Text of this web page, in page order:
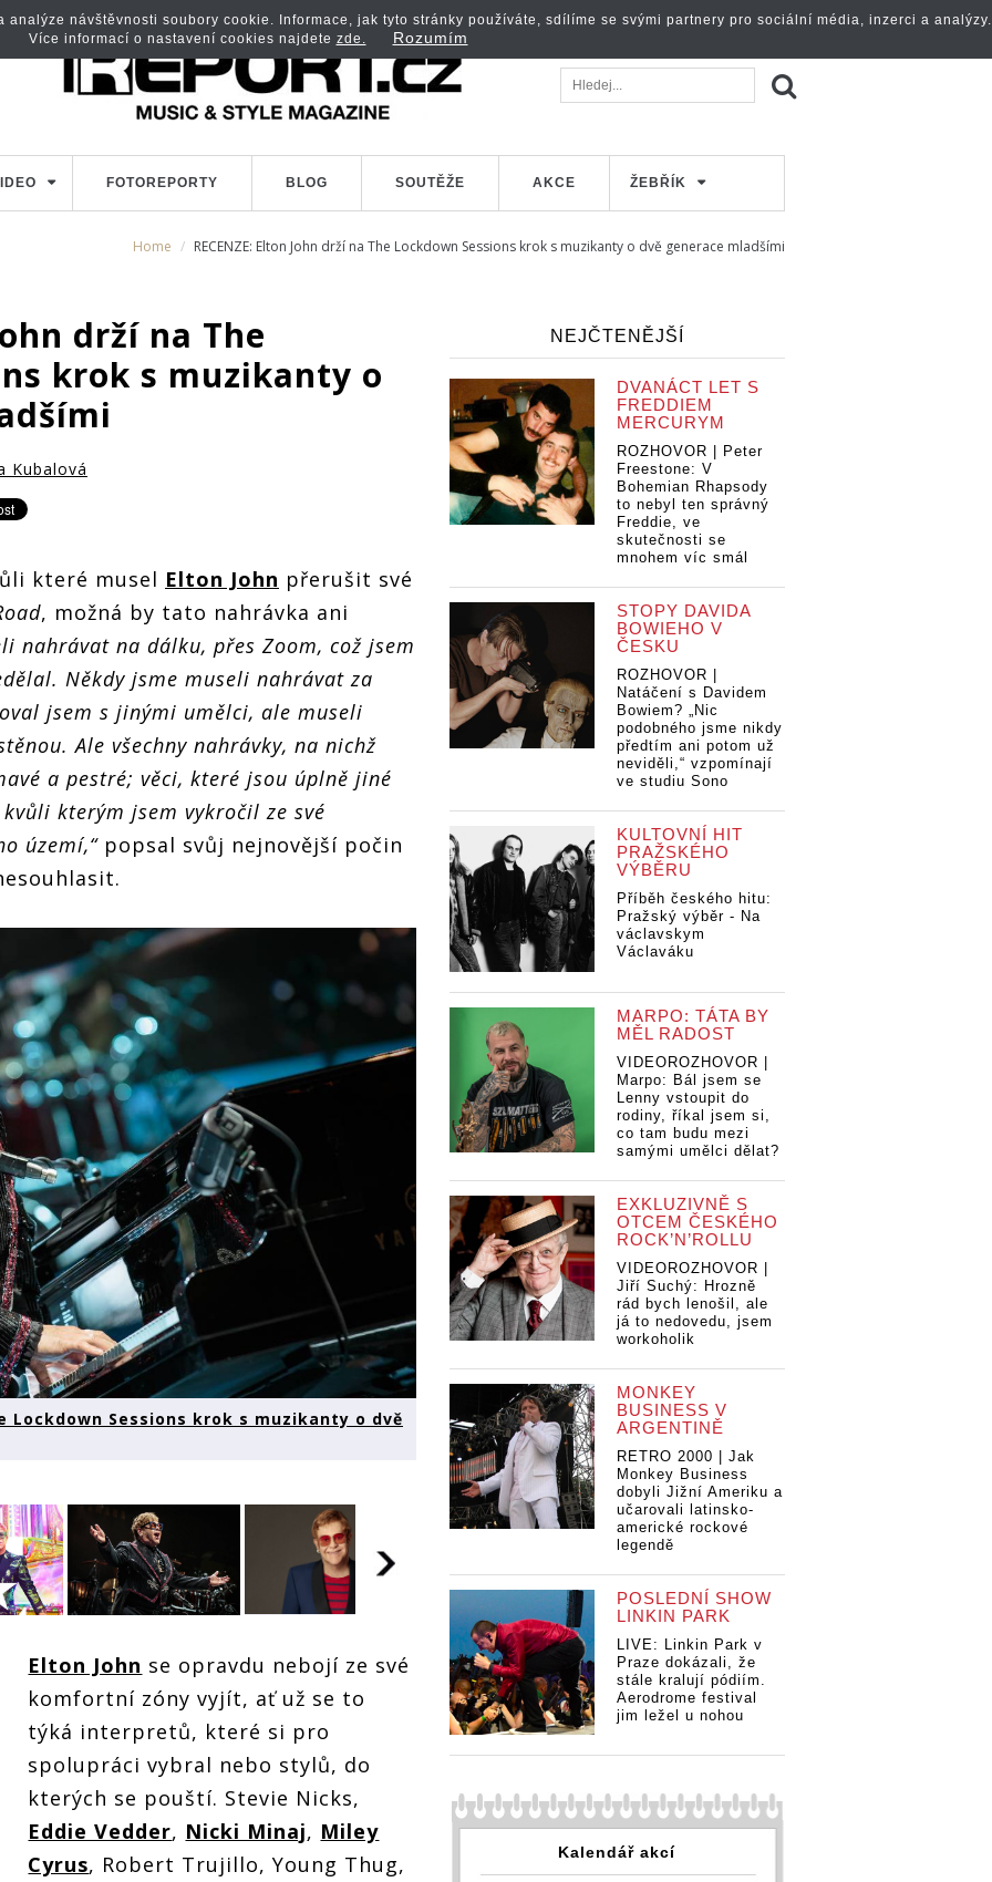
FOTOREPORTY BLOG SOUTĚŽE AKCE ŽEBŘÍK
Home RECENZE: Elton John drží na The Lockdown Sessions krok s muzikanty o dvě generace mladšími
drží na The
krok s muzikanty o
Kubalová
které musel Elton John přerušit své
, možná by tato nahrávka ani
nahrávat na dálku, přes Zoom, což jsem
Někdy jsme museli nahrávat za
jsem s jinými umělci, ale museli
Ale všechny nahrávky, na nichž
a pestré; věci, které jsou úplně jiné
kterým jsem vykročil ze své
území,“popsal svůj nejnovější počin
Lockdown Sessions krok s muzikanty o dvě
The
s
dvě
John drží na The
Lockdown
Sessions krok s
muzikanty o dvě
generace
mladšími
John drží na The
Lockdown
Sessions krok s
generace
mladšími
RECENZE: Elton
John drží na The
Lockdown
Sessions krok s
muzikanty o dvě
generace
RECENZE: Elton
John drží na The
Sessions krok s
generace
mladšími
Elton John se opravdu nebojí ze své
komfortní zóny vyjít, ať už se to
týká interpretů, které si pro
spolupráci vybral nebo stylů, do
kterých se pouští. Stevie Nicks,
Eddie Vedder, Nicki Minaj, Miley
Cyrus, Robert Trujillo, Young Thug,
NEJČTENĚJŠÍ
DVANÁCT LET S
FREDDIEM
MERCURYM
ROZHOVOR | Peter
Freestone: V
Bohemian Rhapsody
to nebyl ten správný
Freddie, ve
skutečnosti se
mnohem víc smál
STOPY DAVIDA
BOWIEHO V
ČESKU
ROZHOVOR |
Natáčení s Davidem
Bowiem? „Nic
podobného jsme nikdy
předtím ani potom už
neviděli,“ vzpomínají
ve studiu Sono
KULTOVNÍ HIT
PRAŽSKÉHO
VÝBĚRU
Příběh českého hitu:
Pražský výběr - Na
václavskym
Václaváku
MARPO: TÁTA BY
MĚL RADOST
VIDEOROZHOVOR |
Marpo: Bál jsem se
Lenny vstoupit do
rodiny, říkal jsem si,
co tam budu mezi
samými umělci dělat?
EXKLUZIVNĚ S
OTCEM ČESKÉHO
ROCK’N’ROLLU
VIDEOROZHOVOR |
Jiří Suchý: Hrozně
rád bych lenošil, ale
já to nedovedu, jsem
workoholik
MONKEY
BUSINESS V
ARGENTINĚ
RETRO 2000 | Jak
Monkey Business
dobyli Jižní Ameriku a
učarovali latinsko-
americké rockové
legendě
POSLEDNÍ SHOW
LINKIN PARK
LIVE: Linkin Park v
Praze dokázali, že
stále kralují pódiím.
Aerodrome festival
jim ležel u nohou
Kalendář akcí
návštěvnosti soubory cookie. Informace, jak tyto stránky používáte, sdílíme se svými partnery pro sociální média, inzerci a analýzy.
Více informací o nastavení cookies najdete zde. Rozumím